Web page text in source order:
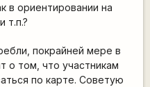
в ориентировании на
т.п.?
покрайней мере в
о том, что участникам
по карте. Советую